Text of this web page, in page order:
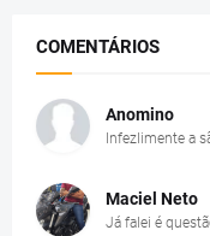
COMENTÁRIOS
Anomino
Infezlimente a
Maciel Neto
Já falei é